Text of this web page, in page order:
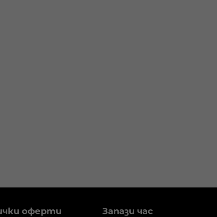
оферти Запази час